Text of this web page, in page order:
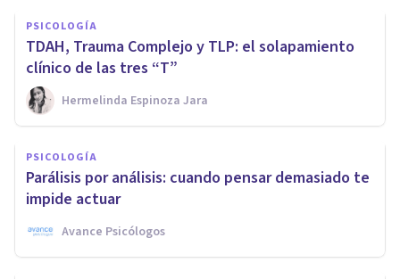
PSICOLOGÍA
TDAH, Trauma Complejo y TLP: el solapamiento
clínico de las tres “T”
Hermelinda Espinoza Jara
PSICOLOGÍA
Parálisis por análisis: cuando pensar demasiado te
impide actuar
Avance Psicólogos